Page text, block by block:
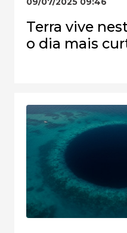
Terra vive
o dia mais